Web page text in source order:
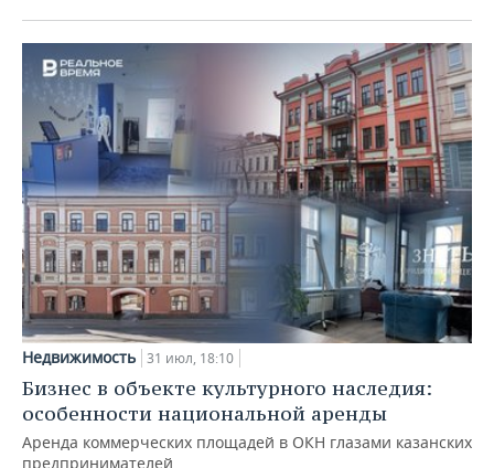
Недвижимость 31 июл, 18:10
Бизнес в объекте культурного наследия:
особенности национальной аренды
Аренда коммерческих площадей в ОКН глазами казанских
предпринимателей